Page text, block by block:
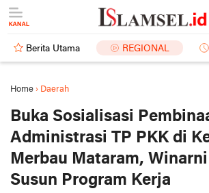
Berita Utama REGIONAL
Home › Daerah
Buka Sosialisasi
Administrasi TP PKK di
Merbau Mataram,
Susun Program Kerja